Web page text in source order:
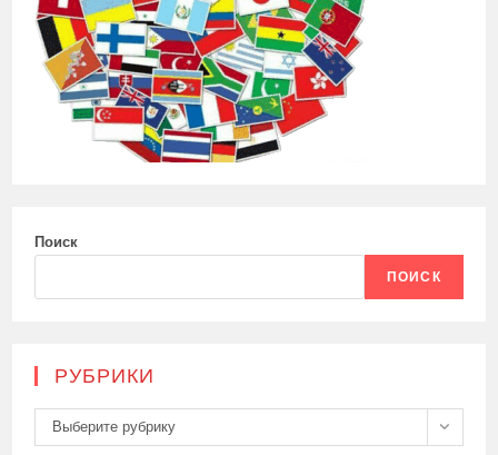
Поиск
ПОИСК
РУБРИКИ
Рубрики
Выберите рубрику